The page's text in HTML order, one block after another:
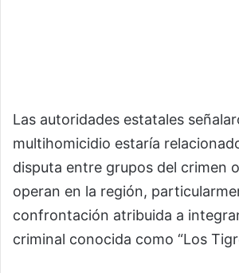
Las autoridades estatales
multihomicidio estaría
disputa entre grupos del crimen
operan en la región,
confrontación atribuida a
criminal conocida como “Los